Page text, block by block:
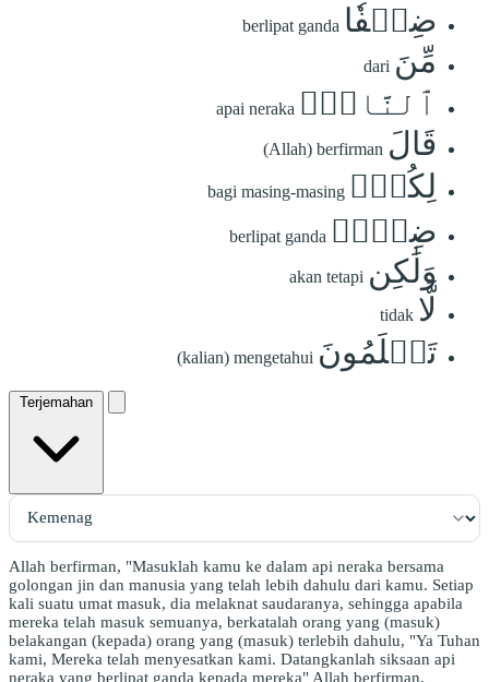
ضِعۡفٗا berlipat ganda
مِّنَ dari
ٱلنَّارِۖ apai neraka
قَالَ (Allah) berfirman
لِكُلّٖ bagi masing-masing
ضِعۡفٞ berlipat ganda
وَلَٰكِن akan tetapi
لَّا tidak
تَعۡلَمُونَ (kalian) mengetahui
Terjemahan
Allah berfirman, "Masuklah kamu ke dalam api neraka bersama
golongan jin dan manusia yang telah lebih dahulu dari kamu. Setiap
kali suatu umat masuk, dia melaknat saudaranya, sehingga apabila
mereka telah masuk semuanya, berkatalah orang yang (masuk)
belakangan (kepada) orang yang (masuk) terlebih dahulu, "Ya Tuhan
kami, Mereka telah menyesatkan kami. Datangkanlah siksaan api
neraka yang berlipat ganda kepada mereka" Allah berfirman,